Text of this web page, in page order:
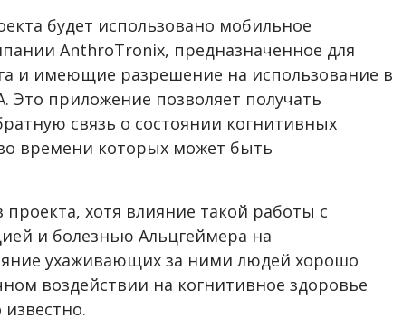
будет использовано мобильное
AnthroTronix, предназначенное для
и имеющие разрешение на использование в
Это приложение позволяет получать
связь о состоянии когнитивных
времени которых может быть
проекта, хотя влияние такой работы с
и болезнью Альцгеймера на
ухаживающих за ними людей хорошо
воздействии на когнитивное здоровье